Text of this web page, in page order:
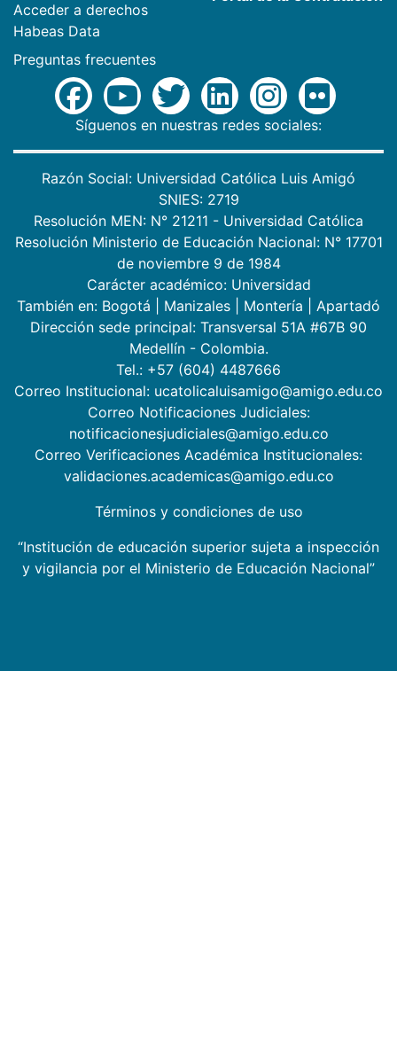
Acceder a derechos
Habeas Data
Preguntas frecuentes
Síguenos en nuestras redes sociales:
Razón Social: Universidad Católica Luis Amigó
SNIES: 2719
Resolución MEN: N° 21211 - Universidad Católica
Resolución Ministerio de Educación Nacional: N° 17701
de noviembre 9 de 1984
Carácter académico: Universidad
También en: Bogotá Manizales Montería
Apartadó
Dirección sede principal: Transversal 51A #67B 90
Medellín - Colombia.
Tel.: +57 (604) 4487666
Correo Institucional: ucatolicaluisamigo@amigo.edu.co
Correo Notificaciones Judiciales:
notificacionesjudiciales@amigo.edu.co
Correo Verificaciones Académica Institucionales:
validaciones.academicas@amigo.edu.co
Términos y condiciones de uso
“Institución de educación superior sujeta a inspección
y vigilancia por el Ministerio de Educación Nacional”